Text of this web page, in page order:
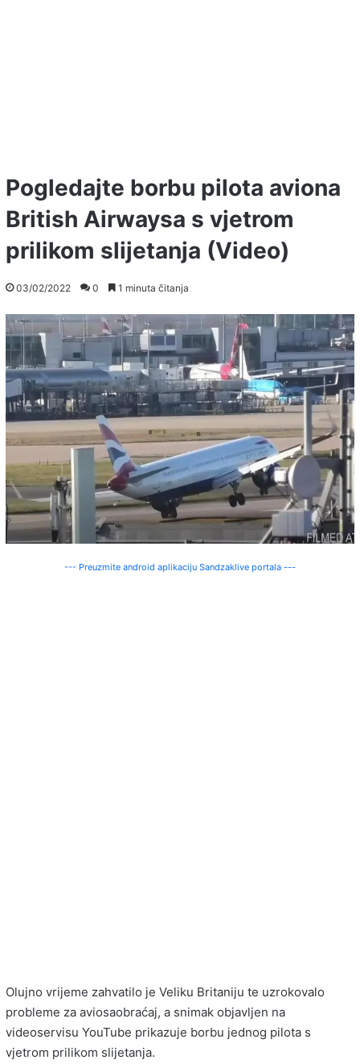
Pogledajte borbu pilota aviona
British Airwaysa s vjetrom
prilikom slijetanja (Video)
03/02/2022 0 1 minuta čitanja
--- Preuzmite android aplikaciju Sandzaklive portala ---
Olujno vrijeme zahvatilo je Veliku Britaniju te uzrokovalo
probleme za aviosaobraćaj, a snimak objavljen na
videoservisu YouTube prikazuje borbu jednog pilota s
vjetrom prilikom slijetanja.